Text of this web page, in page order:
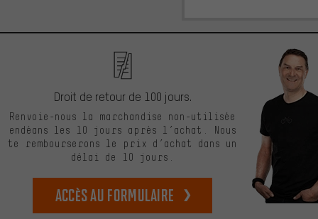
Droit de retour de 100 jours.
Renvoie-nous la marchandise non-utilisée
endéans les 10 jours après l’achat. Nous
te rembourserons le prix d’achat dans un
délai de 10 jours.
Accès au formulaire